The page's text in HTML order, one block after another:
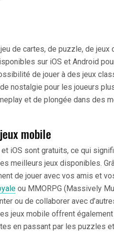
de cartes, de puzzle, de jeux
sur iOS et Android
de jouer à des jeux
nostalgie pour les joueurs
et de plongée dans des
mobile
et iOS sont gratuits, ce qui
meilleurs jeux disponibles.
de jouer avec vos amis et
ou MMORPG (Massively
ou de collaborer avec
jeux mobile offrent
en passant par les puzzles